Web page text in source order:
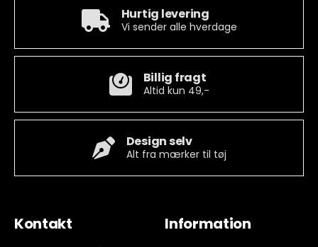
Hurtig levering
Vi sender alle hverdage
Billig fragt
Altid kun 49,-
Design selv
Alt fra mærker til tøj
Kontakt Information